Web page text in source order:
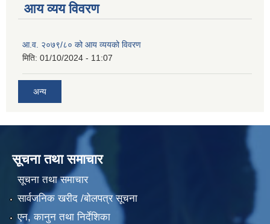
आय व्यय विवरण
आ.व. २०७९/८० को आय व्ययको विवरण
मिति: 01/10/2024 - 11:07
अन्य
सूचना तथा समाचार
सूचना तथा समाचार
सार्वजनिक खरीद /बोलपत्र सूचना
एन, कानुन तथा निर्देशिका